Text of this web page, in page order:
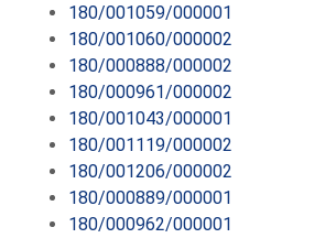
180/001059/000001
180/001060/000002
180/000888/000002
180/000961/000002
180/001043/000001
180/001119/000002
180/001206/000002
180/000889/000001
180/000962/000001